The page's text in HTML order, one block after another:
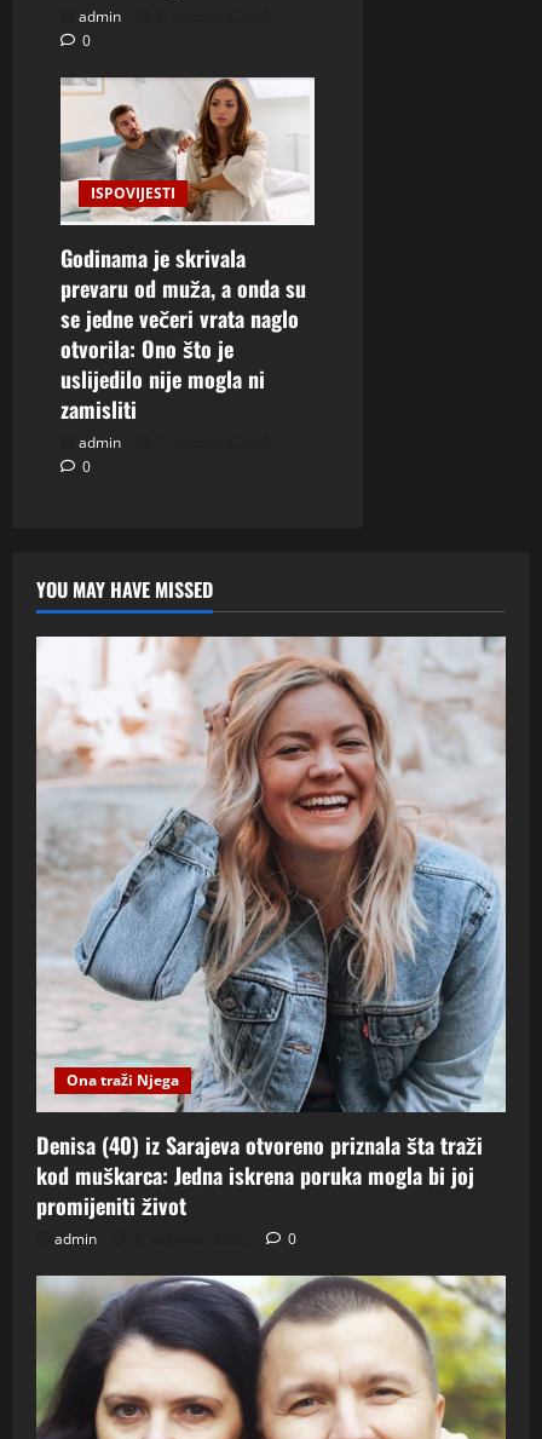
admin
0
ISPOVIJESTI
Godinama je skrivala
prevaru od muža, a onda su
se jedne večeri vrata naglo
otvorila: Ono što je
uslijedilo nije mogla ni
zamisliti
admin
0
YOU MAY HAVE MISSED
Ona traži Njega
Denisa (40) iz Sarajeva otvoreno priznala šta traži
kod muškarca: Jedna iskrena poruka mogla bi joj
promijeniti život
admin 0